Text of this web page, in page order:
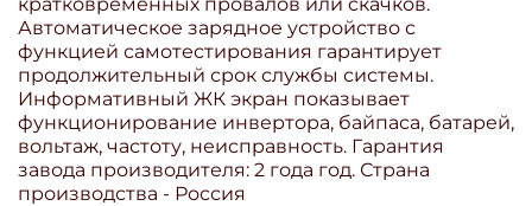
Автоматическое зарядное устройство с
функцией самотестирования гарантирует
продолжительный срок службы системы.
Информативный ЖК экран показывает
функционирование инвертора, байпаса, батарей,
вольтаж, частоту, неисправность. Гарантия
завода производителя: 2 года год. Страна
производства - Россия